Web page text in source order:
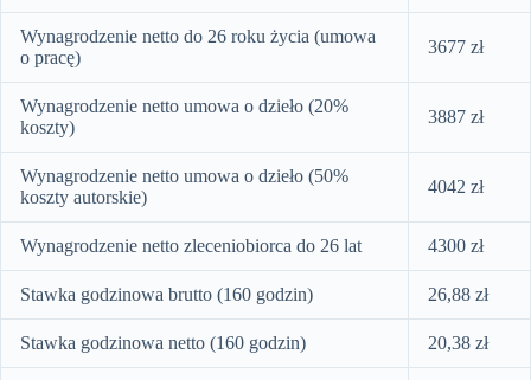
Wynagrodzenie netto do 26 roku życia (umowa
o pracę)
3677 zł
Wynagrodzenie netto umowa o dzieło (20%
koszty)
3887 zł
Wynagrodzenie netto umowa o dzieło (50%
koszty autorskie)
4042 zł
Wynagrodzenie netto zleceniobiorca do 26 lat 4300 zł
Stawka godzinowa brutto (160 godzin) 26,88 zł
Stawka godzinowa netto (160 godzin) 20,38 zł